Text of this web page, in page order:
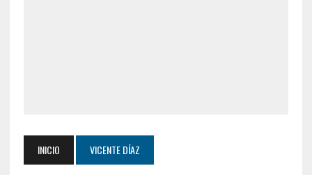
INICIO VICENTE DÍAZ